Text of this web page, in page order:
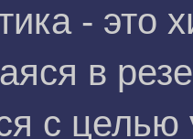
- это
в
с